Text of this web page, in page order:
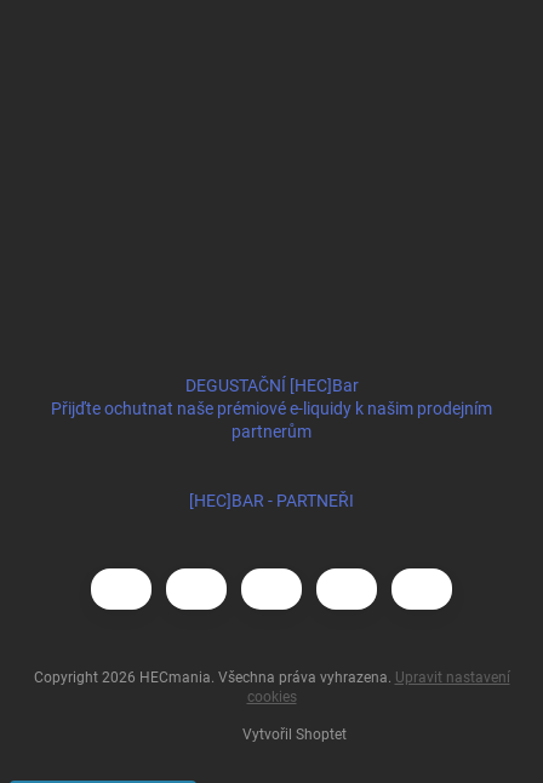
DEGUSTAČNÍ [HEC]Bar
Přijďte ochutnat naše prémiové e-liquidy k našim prodejním
partnerům
[HEC]BAR - PARTNEŘI
Vytvořil Shoptet
Copyright 2026 HECmania . Všechna práva vyhrazena. Upravit nastavení
cookies